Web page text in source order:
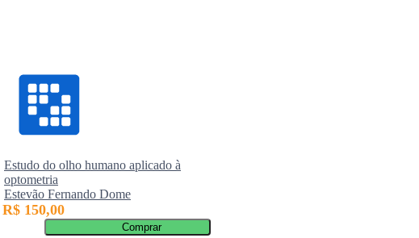
Estudo do olho humano aplicado à
optometria
Estevão Fernando Dome
R$ 150,00
Comprar